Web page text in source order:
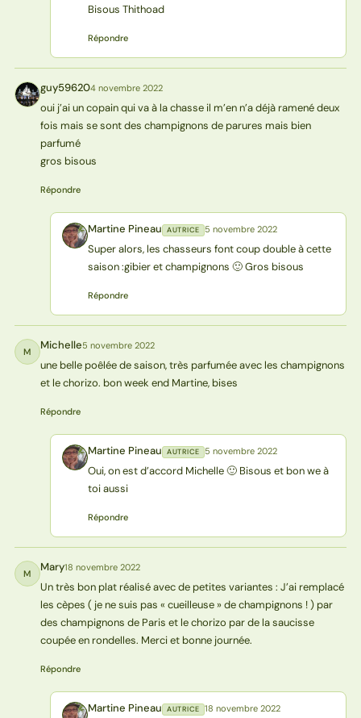
Bisous Thithoad
Répondre
G guy596204 novembre 2022
oui j’ai un copain qui va à la chasse il m’en n’a déjà ramené deux
fois mais se sont des champignons de parures mais bien
parfumé
gros bisous
Répondre
MP Martine Pineau AUTRICE 5 novembre 2022
Super alors, les chasseurs font coup double à cette
saison :gibier et champignons 🙂 Gros bisous
Répondre
M Michelle5 novembre 2022
une belle poêlée de saison, très parfumée avec les champignons
et le chorizo. bon week end Martine, bises
Répondre
MP Martine Pineau AUTRICE 5 novembre 2022
Oui, on est d’accord Michelle 🙂 Bisous et bon we à
toi aussi
Répondre
M Mary18 novembre 2022
Un très bon plat réalisé avec de petites variantes : J’ai remplacé
les cèpes ( je ne suis pas « cueilleuse » de champignons ! ) par
des champignons de Paris et le chorizo par de la saucisse
coupée en rondelles. Merci et bonne journée.
Répondre
MP Martine Pineau AUTRICE 18 novembre 2022